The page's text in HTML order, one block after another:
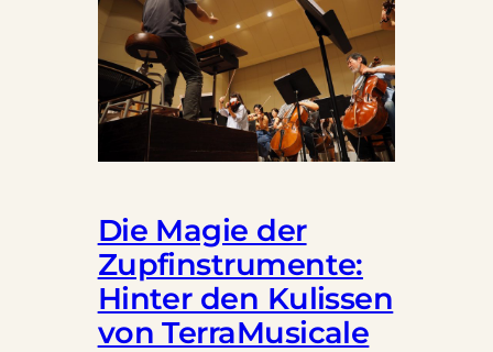
Die Magie der
Zupfinstrumente:
Hinter den Kulissen
von TerraMusicale